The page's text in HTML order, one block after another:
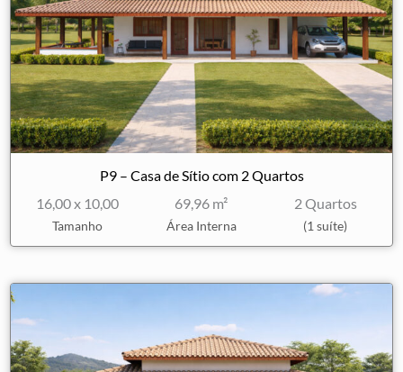
P9 – Casa de Sítio com 2 Quartos
16,00 x 10,00
Tamanho
69,96 m²
Área Interna
2 Quartos
(1 suíte)